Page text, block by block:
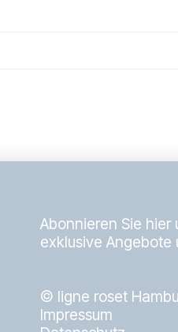
Abonnieren Sie
exklusive Angebote
© ligne roset
Impressum